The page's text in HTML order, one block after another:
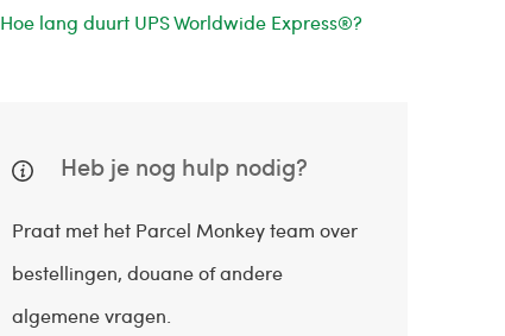
Hoe lang duurt UPS Worldwide Express®?
Heb je nog hulp nodig?
Praat met het Parcel Monkey team over
bestellingen, douane of andere
algemene vragen.